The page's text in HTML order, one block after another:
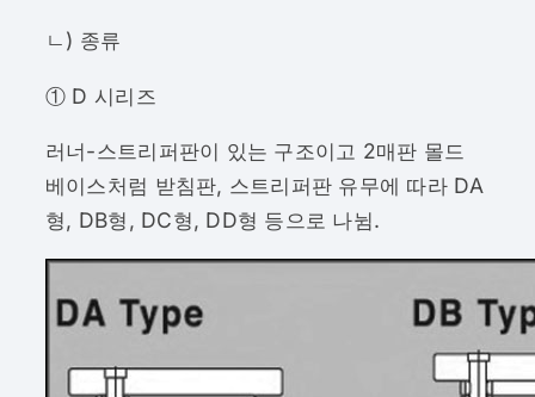
ㄴ) 종류
① D 시리즈
러너-스트리퍼판이 있는 구조이고 2매판 몰드
베이스처럼 받침판, 스트리퍼판 유무에 따라 DA
형, DB형, DC형, DD형 등으로 나뉨.